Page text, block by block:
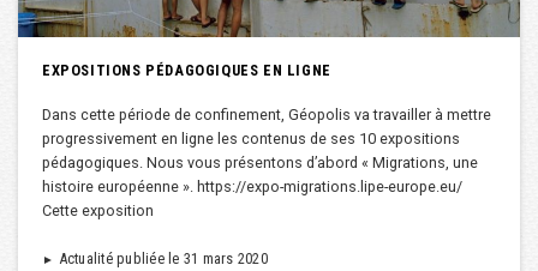
EXPOSITIONS PÉDAGOGIQUES EN LIGNE
Dans cette période de confinement, Géopolis va travailler à mettre
progressivement en ligne les contenus de ses 10 expositions
pédagogiques. Nous vous présentons d’abord « Migrations, une
histoire européenne ». https://expo-migrations.lipe-europe.eu/
Cette exposition
► Actualité publiée le 31 mars 2020